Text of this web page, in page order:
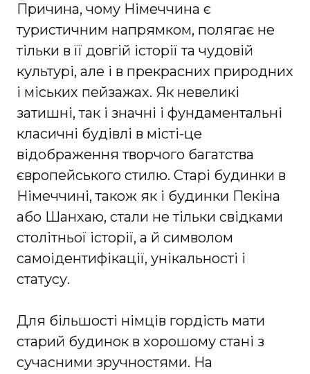
Причина, чому Німеччина є
туристичним напрямком, полягає не
тільки в її довгій історії та чудовій
культурі, але і в прекрасних природних
і міських пейзажах. Як невеликі
затишні, так і значні і фундаментальні
класичні будівлі в місті-це
відображення творчого багатства
європейського стилю. Старі будинки в
Німеччині, також як і будинки Пекіна
або Шанхаю, стали не тільки свідками
столітньої історії, а й символом
самоідентифікації, унікальності і
статусу.
Для більшості німців гордість мати
старий будинок в хорошому стані з
сучасними зручностями. На